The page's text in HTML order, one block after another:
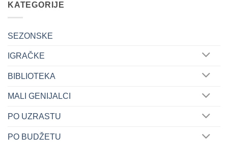
KATEGORIJE
SEZONSKE
IGRAČKE
BIBLIOTEKA
MALI GENIJALCI
PO UZRASTU
PO BUDŽETU